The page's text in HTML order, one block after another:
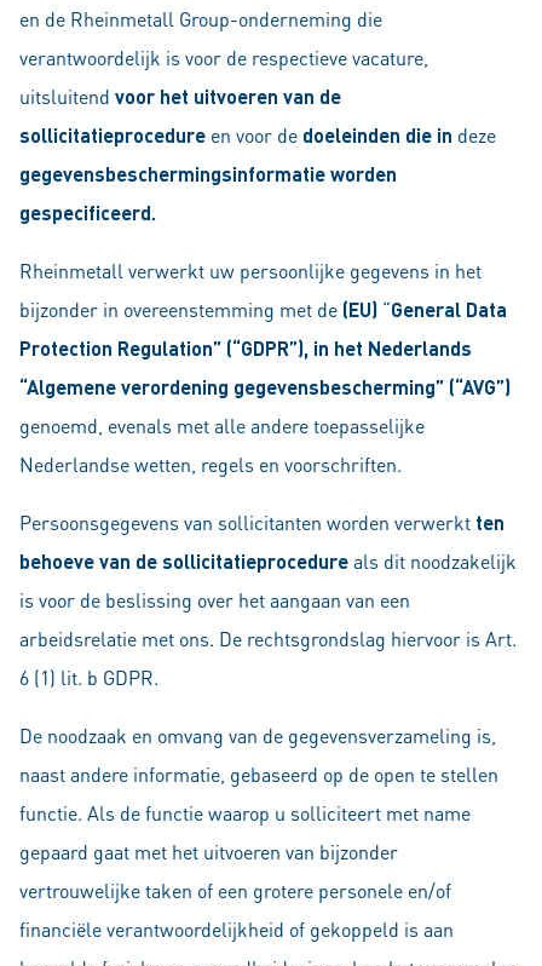
en de Rheinmetall Group-onderneming die
verantwoordelijk is voor de respectieve vacature,
uitsluitend voor het uitvoeren van de
sollicitatieprocedure en voor de doeleinden die in deze
gegevensbeschermingsinformatie worden
gespecificeerd.
Rheinmetall verwerkt uw persoonlijke gegevens in het
bijzonder in overeenstemming met de (EU) “General Data
Protection Regulation” (“GDPR”), in het Nederlands
“Algemene verordening gegevensbescherming” (“AVG”)
genoemd, evenals met alle andere toepasselijke
Nederlandse wetten, regels en voorschriften.
Persoonsgegevens van sollicitanten worden verwerkt ten
behoeve van de sollicitatieprocedureals dit noodzakelijk
is voor de beslissing over het aangaan van een
arbeidsrelatie met ons. De rechtsgrondslag hiervoor is Art.
6 (1) lit. b GDPR.
De noodzaak en omvang van de gegevensverzameling is,
naast andere informatie, gebaseerd op de open te stellen
functie. Als de functie waarop u solliciteert met name
gepaard gaat met het uitvoeren van bijzonder
vertrouwelijke taken of een grotere personele en/of
financiële verantwoordelijkheid of gekoppeld is aan